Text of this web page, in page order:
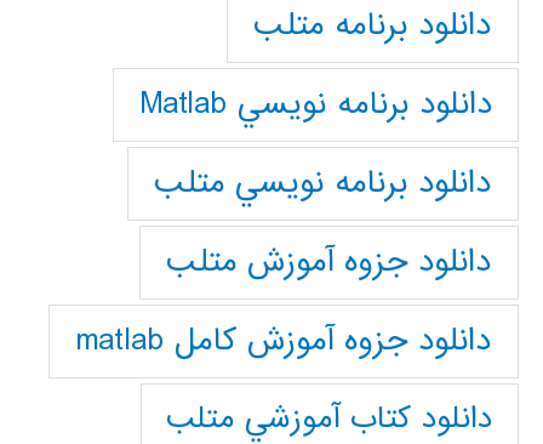
دانلود برنامه متلب
دانلود برنامه نويسي Matlab
دانلود برنامه نويسي متلب
دانلود جزوه آموزش متلب
دانلود جزوه آموزش کامل matlab
دانلود كتاب آموزشي متلب